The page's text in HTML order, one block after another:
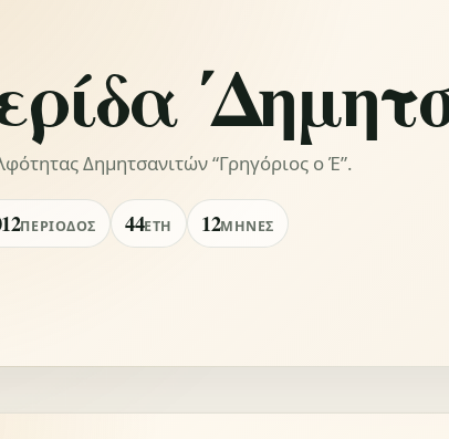
Δημητσανιτών “Γρηγόριος ο Έ”.
ΠΕΡΊΟΔΟΣ 44ΈΤΗ 12ΜΉΝΕΣ